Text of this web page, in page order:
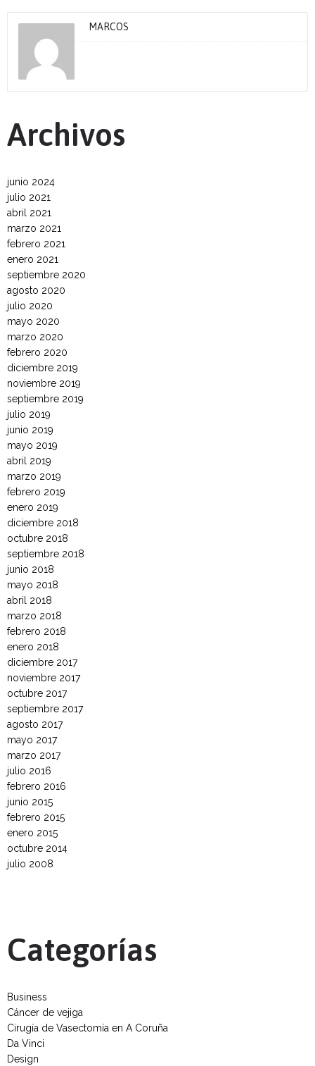
MARCOS
Archivos
junio 2024
julio 2021
abril 2021
marzo 2021
febrero 2021
enero 2021
septiembre 2020
agosto 2020
julio 2020
mayo 2020
marzo 2020
febrero 2020
diciembre 2019
noviembre 2019
septiembre 2019
julio 2019
junio 2019
mayo 2019
abril 2019
marzo 2019
febrero 2019
enero 2019
diciembre 2018
octubre 2018
septiembre 2018
junio 2018
mayo 2018
abril 2018
marzo 2018
febrero 2018
enero 2018
diciembre 2017
noviembre 2017
octubre 2017
septiembre 2017
agosto 2017
mayo 2017
marzo 2017
julio 2016
febrero 2016
junio 2015
febrero 2015
enero 2015
octubre 2014
julio 2008
Categorías
Business
Cáncer de vejiga
Cirugía de Vasectomía en A Coruña
Da Vinci
Design